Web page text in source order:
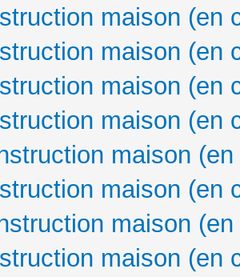
maison (en
maison (en
maison (en
maison (en
maison
maison (en
maison
maison (en